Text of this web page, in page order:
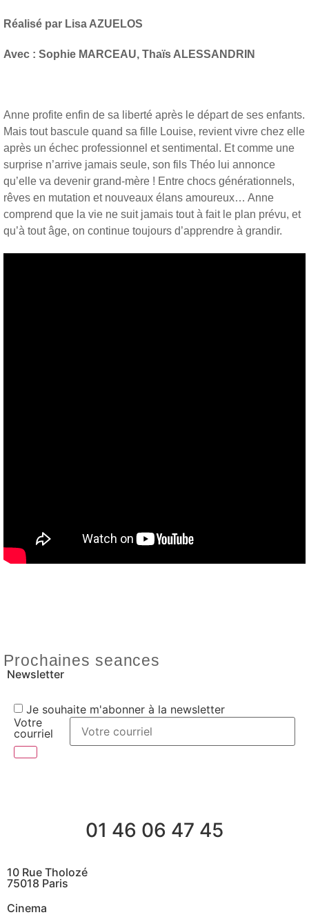
Réalisé par Lisa AZUELOS
Avec : Sophie MARCEAU, Thaïs ALESSANDRIN
Anne profite enfin de sa liberté après le départ de ses enfants.
Mais tout bascule quand sa fille Louise, revient vivre chez elle
après un échec professionnel et sentimental. Et comme une
surprise n’arrive jamais seule, son fils Théo lui annonce
qu’elle va devenir grand-mère ! Entre chocs générationnels,
rêves en mutation et nouveaux élans amoureux… Anne
comprend que la vie ne suit jamais tout à fait le plan prévu, et
qu’à tout âge, on continue toujours d’apprendre à grandir.
Prochaines seances
Newsletter
Je souhaite m'abonner à la newsletter
Votre
courriel
01 46 06 47 45
10 Rue Tholozé
75018 Paris
Cinema